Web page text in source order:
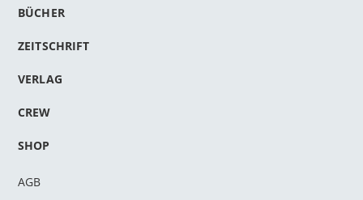
BÜCHER
ZEITSCHRIFT
VERLAG
CREW
SHOP
AGB